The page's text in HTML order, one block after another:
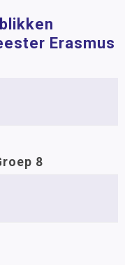
Erasmus
8